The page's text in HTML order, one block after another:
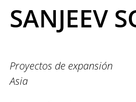
SANJEEV
Proyectos de expansión
Asia